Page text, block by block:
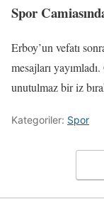
Spor
Erboy’un vefatı
mesajları
unutulmaz bir iz
Kategoriler: Spor